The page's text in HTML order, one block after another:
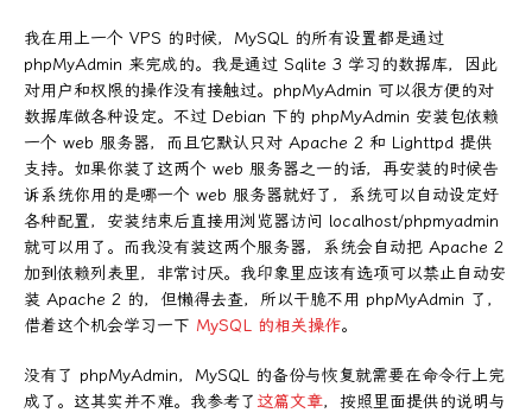
我在用上一个 VPS 的时候，MySQL 的所有设置都是通过
phpMyAdmin 来完成的。我是通过 Sqlite 3 学习的数据库，因此
对用户和权限的操作没有接触过。phpMyAdmin 可以很方便的对
数据库做各种设定。不过 Debian 下的 phpMyAdmin 安装包依赖
一个 web 服务器，而且它默认只对 Apache 2 和 Lighttpd 提供
支持。如果你装了这两个 web 服务器之一的话，再安装的时候告
诉系统你用的是哪一个 web 服务器就好了，系统可以自动设定好
各种配置，安装结束后直接用浏览器访问 localhost/phpmyadmin
就可以用了。而我没有装这两个服务器，系统会自动把 Apache 2
加到依赖列表里，非常讨厌。我印象里应该有选项可以禁止自动安
装 Apache 2 的，但懒得去查，所以干脆不用 phpMyAdmin 了，
借着这个机会学习一下 MySQL 的相关操作。
没有了 phpMyAdmin，MySQL 的备份与恢复就需要在命令行上完
成了。这其实并不难。我参考了 这篇文章，按照里面提供的说明与